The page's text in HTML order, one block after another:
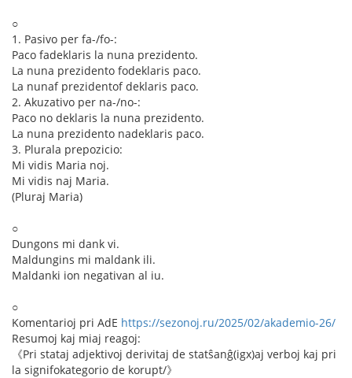
○
1. Pasivo per fa-/fo-:
Paco fadeklaris la nuna prezidento.
La nuna prezidento fodeklaris paco.
La nunaf prezidentof deklaris paco.
2. Akuzativo per na-/no-:
Paco no deklaris la nuna prezidento.
La nuna prezidento nadeklaris paco.
3. Plurala prepozicio:
Mi vidis Maria noj.
Mi vidis naj Maria.
(Pluraj Maria)
○
Dungons mi dank vi.
Maldungins mi maldank ili.
Maldanki ion negativan al iu.
○
Komentarioj pri AdE https://sezonoj.ru/2025/02/akademio-26/
Resumoj kaj miaj reagoj:
《Pri stataj adjektivoj derivitaj de statŝanĝ(igx)aj verboj kaj pri
la signifokategorio de korupt/》